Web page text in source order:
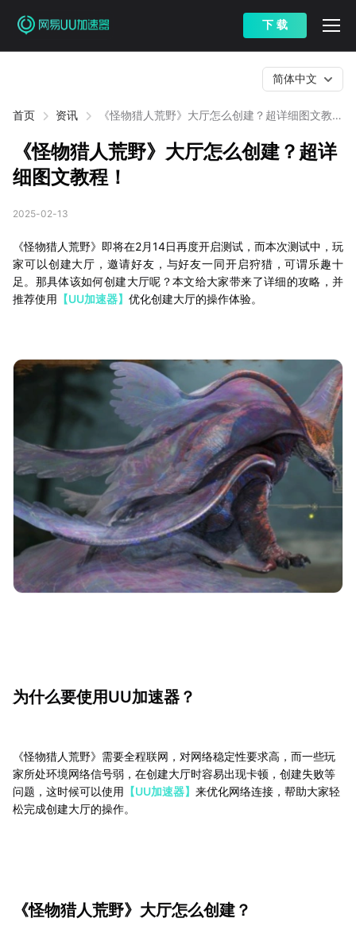
下 载
首页 资讯
《怪物猎人荒野》大厅怎么创建？超详细图文教
简体中文
《怪物猎人荒野》大厅怎么创建？超详
细图文教程！
2025-02-13
《怪物猎人荒野》即将在2月14日再度开启测试，而本次测试中，玩
家可以创建大厅，邀请好友，与好友一同开启狩猎，可谓乐趣十
足。那具体该如何创建大厅呢？本文给大家带来了详细的攻略，并
推荐使用 【UU加速器】 优化创建大厅的操作体验。
为什么要使用UU加速器？
《怪物猎人荒野》需要全程联网，对网络稳定性要求高，而一些玩
家所处环境网络信号弱，在创建大厅时容易出现卡顿，创建失败等
问题，这时候可以使用 【UU加速器】 来优化网络连接，帮助大家轻
松完成创建大厅的操作。
《怪物猎人荒野》大厅怎么创建？